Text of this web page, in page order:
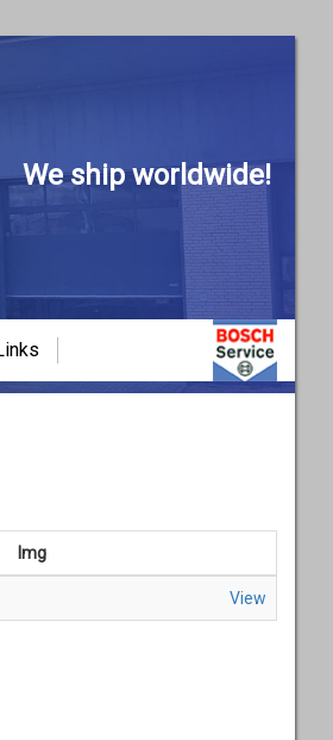
We ship worldwide!
Img
View